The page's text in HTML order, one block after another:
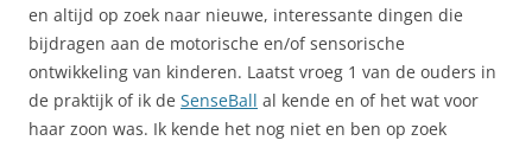
en altijd op zoek naar nieuwe, interessante dingen die
bijdragen aan de motorische en/of sensorische
ontwikkeling van kinderen. Laatst vroeg 1 van de ouders in
de praktijk of ik de SenseBall al kende en of het wat voor
haar zoon was. Ik kende het nog niet en ben op zoek